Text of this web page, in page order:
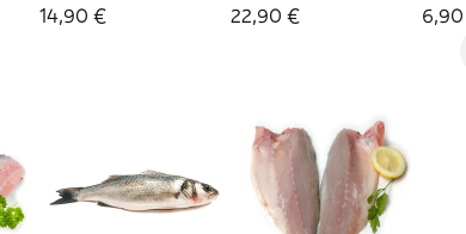
14,90 €
22,90 €